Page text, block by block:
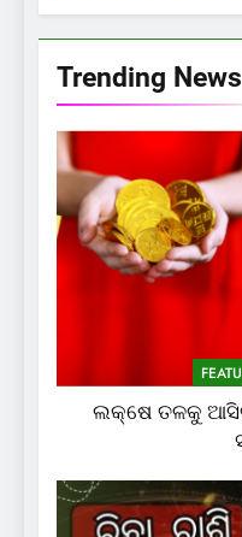
Trending News
ଲକ୍ଷେ ତଳକୁ ଆସିବ